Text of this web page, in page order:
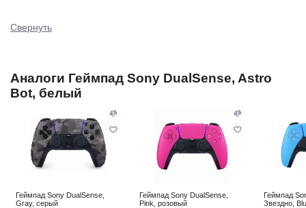
Свернуть
Аналоги Геймпад Sony DualSense, Astro
Bot, белый
Геймпад Sony DualSense,
Gray, серый
Геймпад Sony DualSense,
Pink, розовый
Геймпад
Звездно,